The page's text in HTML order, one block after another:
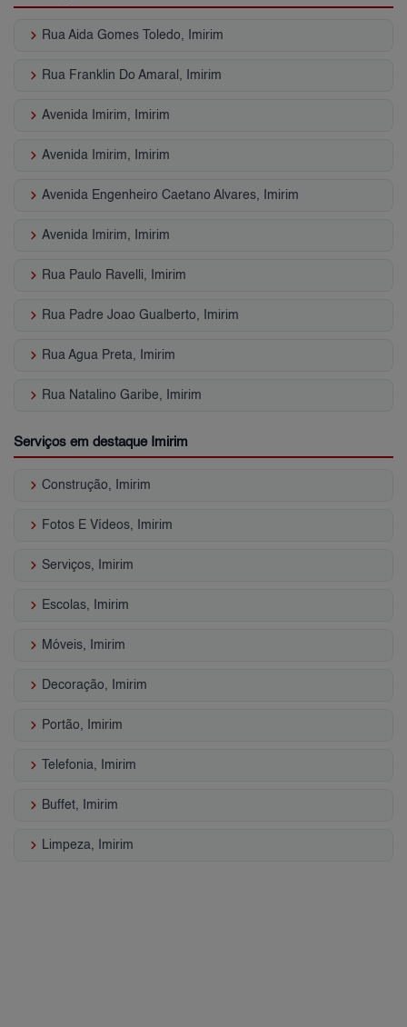
keyboard_arrow_right Rua Aida Gomes Toledo, Imirim
keyboard_arrow_right Rua Franklin Do Amaral, Imirim
keyboard_arrow_right Avenida Imirim, Imirim
keyboard_arrow_right Avenida Imirim, Imirim
keyboard_arrow_right Avenida Engenheiro Caetano Alvares, Imirim
keyboard_arrow_right Avenida Imirim, Imirim
keyboard_arrow_right Rua Paulo Ravelli, Imirim
keyboard_arrow_right Rua Padre Joao Gualberto, Imirim
keyboard_arrow_right Rua Agua Preta, Imirim
keyboard_arrow_right Rua Natalino Garibe, Imirim
Serviços em destaque Imirim
keyboard_arrow_right Construção, Imirim
keyboard_arrow_right Fotos E Vídeos, Imirim
keyboard_arrow_right Serviços, Imirim
keyboard_arrow_right Escolas, Imirim
keyboard_arrow_right Móveis, Imirim
keyboard_arrow_right Decoração, Imirim
keyboard_arrow_right Portão, Imirim
keyboard_arrow_right Telefonia, Imirim
keyboard_arrow_right Buffet, Imirim
keyboard_arrow_right Limpeza, Imirim